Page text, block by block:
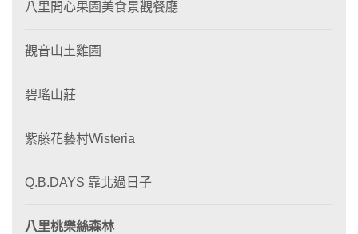
八里開心果園美食景觀餐廳
觀音山土雞園
碧瑤山莊
紫藤花藝村Wisteria
Q.B.DAYS 靠北過日子
八里桃樂絲森林